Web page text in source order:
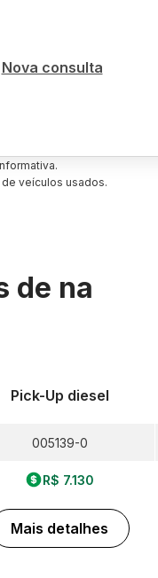
Nova consulta
veículos usados.
de na
Pick-Up diesel
005139-0
R$ 7.130
Mais detalhes